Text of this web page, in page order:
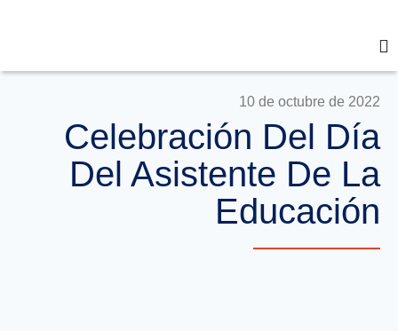
10 de octubre de 2022
Celebración Del Día
Del Asistente De La
Educación